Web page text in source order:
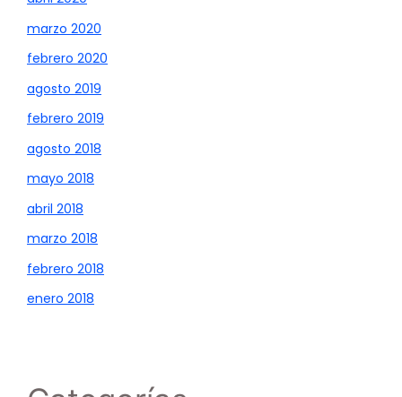
marzo 2020
febrero 2020
agosto 2019
febrero 2019
agosto 2018
mayo 2018
abril 2018
marzo 2018
febrero 2018
enero 2018